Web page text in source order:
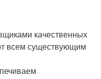
качественных
всем существующим